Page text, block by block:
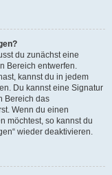
du zunächst eine
Bereich entwerfen.
kannst du in jedem
Du kannst eine Signatur
Bereich das
Wenn du einen
möchtest, so kannst du
wieder deaktivieren.